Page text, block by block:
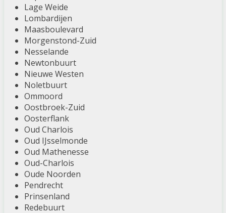
Lage Weide
Lombardijen
Maasboulevard
Morgenstond-Zuid
Nesselande
Newtonbuurt
Nieuwe Westen
Noletbuurt
Ommoord
Oostbroek-Zuid
Oosterflank
Oud Charlois
Oud IJsselmonde
Oud Mathenesse
Oud-Charlois
Oude Noorden
Pendrecht
Prinsenland
Redebuurt